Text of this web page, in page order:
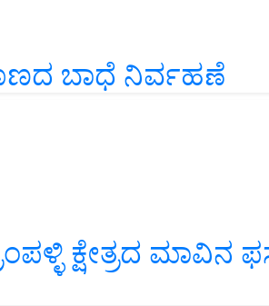
ಬಾಧೆ ನಿರ್ವಹಣೆ
ಕ್ಷೇತ್ರದ ಮಾವಿನ